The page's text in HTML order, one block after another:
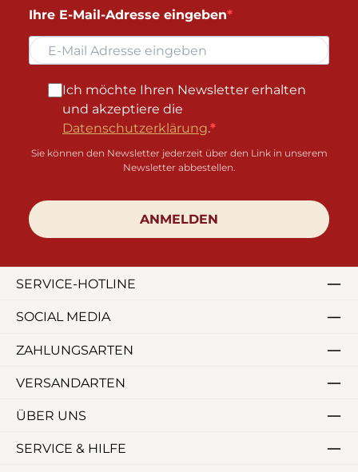
Ihre E-Mail-Adresse eingeben
Ich möchte Ihren Newsletter erhalten
und akzeptiere die
Datenschutzerklärung.
Sie können den Newsletter jederzeit über den Link in unserem
Newsletter abbestellen.
ANMELDEN
SERVICE-HOTLINE
SOCIAL MEDIA
ZAHLUNGSARTEN
VERSANDARTEN
ÜBER UNS
SERVICE & HILFE